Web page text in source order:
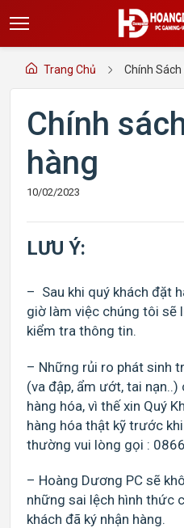
Trang Chủ Chính Sách
Chính
hàng
10/02/2023
LƯU Ý:
– Sau khi quý khách đặt
giờ làm việc chúng tôi sẽ
kiểm tra thông tin.
– Những rủi ro phát sinh
(va đập, ẩm ướt, tai
hàng hóa, vì thế xin Quý
hàng hóa thật kỹ trước
thường vui lòng gọi :
– Hoàng Dương PC sẽ
những sai lệch hình thức
khách đã ký nhận hàng.